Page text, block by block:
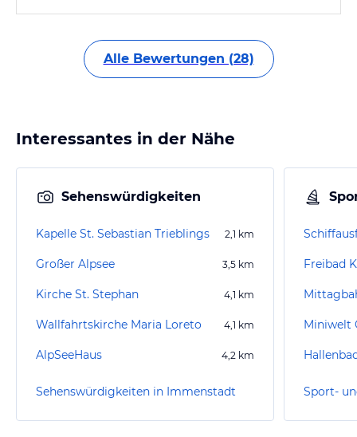
Alle Bewertungen (28)
Interessantes in der Nähe
Sehenswürdigkeiten
Kapelle St. Sebastian Trieblings 2,1 km
Großer Alpsee 3,5 km
Kirche St. Stephan 4,1 km
Wallfahrtskirche Maria Loreto 4,1 km
AlpSeeHaus 4,2 km
Sehenswürdigkeiten in Immenstadt
Freibad
Miniwelt